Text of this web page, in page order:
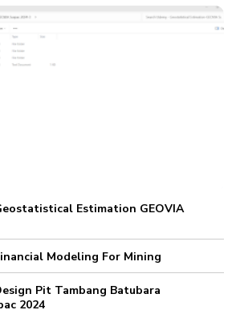
Estimation GEOVIA
Modeling For Mining
Pit Tambang Batubara
2024